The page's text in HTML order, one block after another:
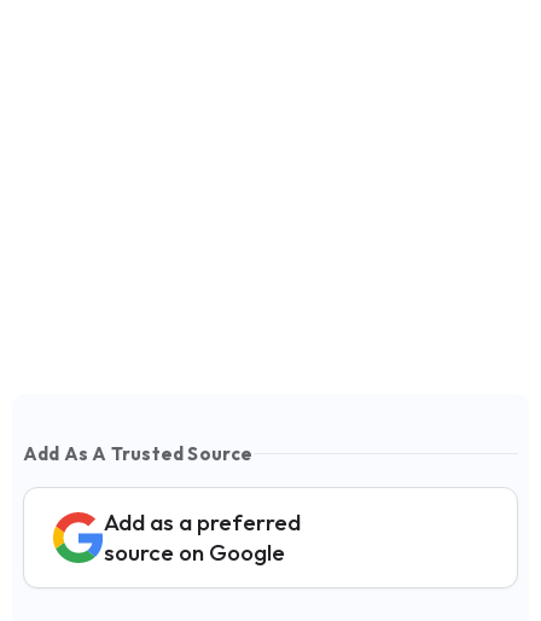
Add As A Trusted Source
Add as a preferred
source on Google